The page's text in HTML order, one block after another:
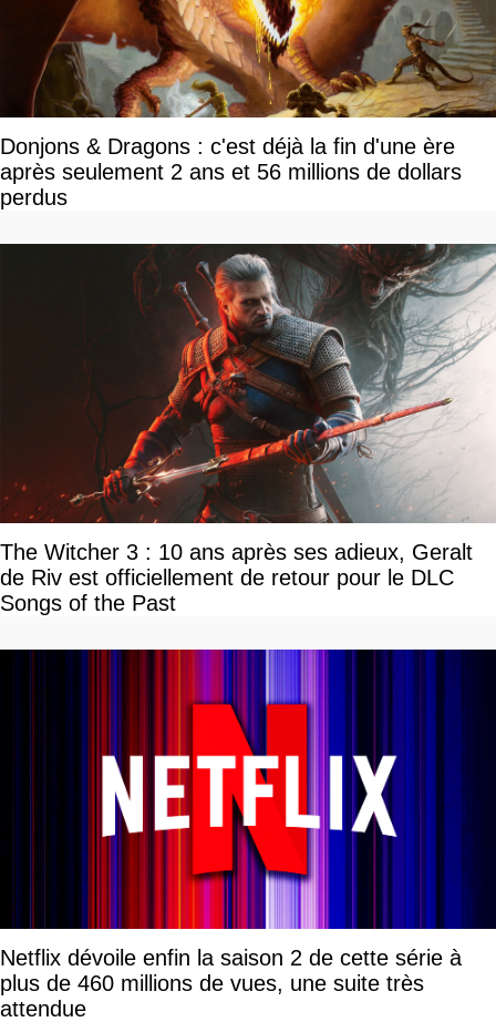
Donjons & Dragons : c'est déjà la fin d'une ère
après seulement 2 ans et 56 millions de dollars
perdus
The Witcher 3 : 10 ans après ses adieux, Geralt
de Riv est officiellement de retour pour le DLC
Songs of the Past
Netflix dévoile enfin la saison 2 de cette série à
plus de 460 millions de vues, une suite très
attendue